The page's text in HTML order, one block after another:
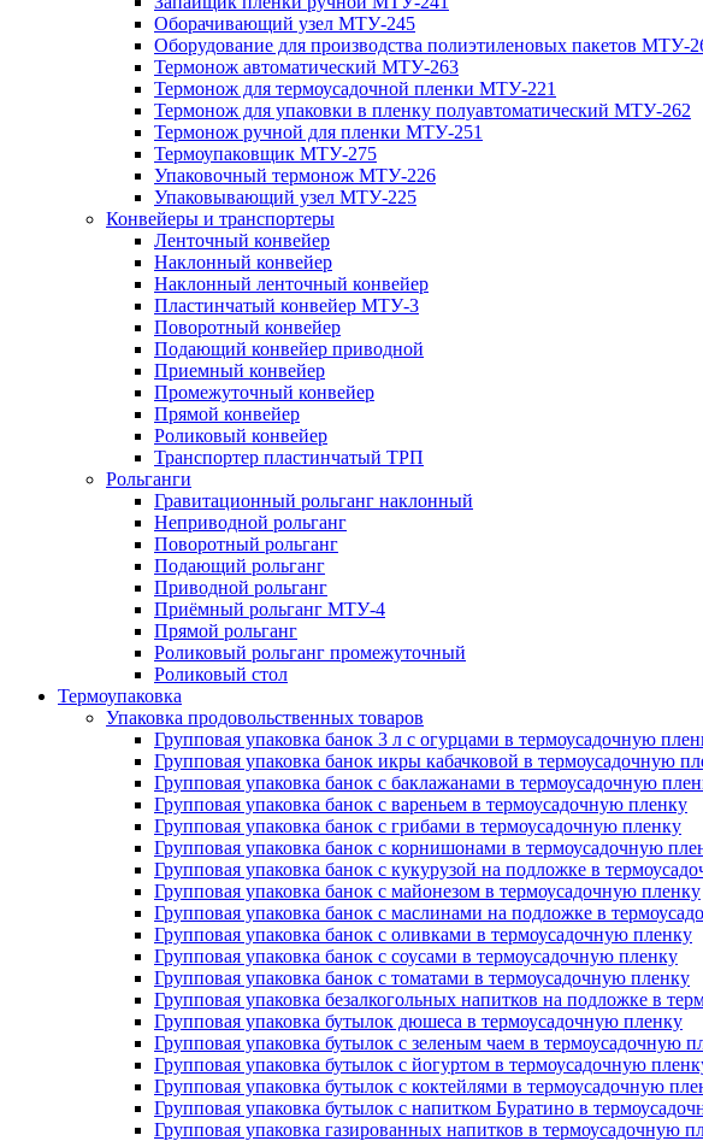
Оборачивающий узел МТУ-245
Оборудование для производства полиэтиленовых пакетов МТУ-
Термонож автоматический МТУ-263
Термонож для термоусадочной пленки МТУ-221
Термонож для упаковки в пленку полуавтоматический МТУ-262
Термонож ручной для пленки МТУ-251
Термоупаковщик МТУ-275
Упаковочный термонож МТУ-226
Упаковывающий узел МТУ-225
Конвейеры и транспортеры
Ленточный конвейер
Наклонный конвейер
Наклонный ленточный конвейер
Пластинчатый конвейер МТУ-3
Поворотный конвейер
Подающий конвейер приводной
Приемный конвейер
Промежуточный конвейер
Прямой конвейер
Роликовый конвейер
Транспортер пластинчатый ТРП
Рольганги
Гравитационный рольганг наклонный
Неприводной рольганг
Поворотный рольганг
Подающий рольганг
Приводной рольганг
Приёмный рольганг МТУ-4
Прямой рольганг
Роликовый рольганг промежуточный
Роликовый стол
Термоупаковка
Упаковка продовольственных товаров
Групповая упаковка банок 3 л с огурцами в термоусадочную
Групповая упаковка банок икры кабачковой в термоусадочную
Групповая упаковка банок с баклажанами в термоусадочную
Групповая упаковка банок с вареньем в термоусадочную пленку
Групповая упаковка банок с грибами в термоусадочную пленку
Групповая упаковка банок с корнишонами в термоусадочную
Групповая упаковка банок с кукурузой на подложке в
Групповая упаковка банок с майонезом в термоусадочную пленку
Групповая упаковка банок с маслинами на подложке в
Групповая упаковка банок с оливками в термоусадочную пленку
Групповая упаковка банок с соусами в термоусадочную пленку
Групповая упаковка банок с томатами в термоусадочную пленку
Групповая упаковка безалкогольных напитков на подложке в
Групповая упаковка бутылок дюшеса в термоусадочную пленку
Групповая упаковка бутылок с зеленым чаем в термоусадочную
Групповая упаковка бутылок с йогуртом в термоусадочную
Групповая упаковка бутылок с коктейлями в термоусадочную
Групповая упаковка бутылок с напитком Буратино в
Групповая упаковка газированных напитков в термоусадочную